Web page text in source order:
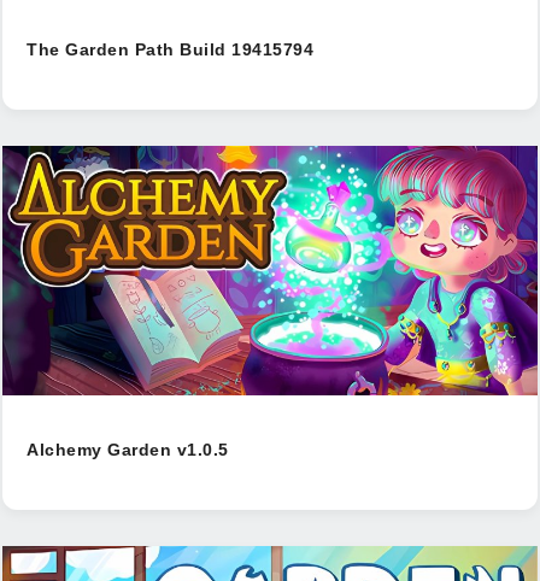
The Garden Path Build 19415794
Alchemy Garden v1.0.5